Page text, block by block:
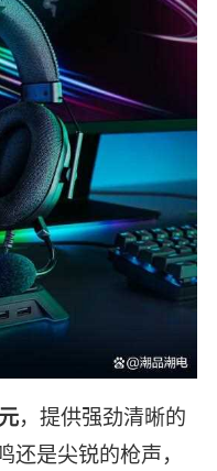
，提供强劲清晰的
是尖锐的枪声，